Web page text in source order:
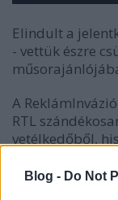
Blog - Do Not
Elindult a
- vettük észre
A
RTL
vetélkedőből,
logikus - és